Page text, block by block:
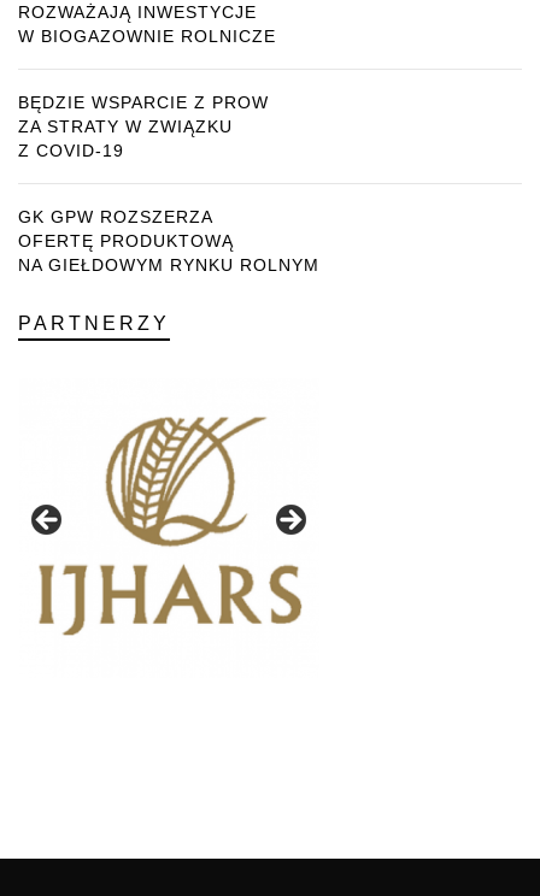
ROZWAŻAJĄ INWESTYCJE
W BIOGAZOWNIE ROLNICZE
BĘDZIE WSPARCIE Z PROW
ZA STRATY W ZWIĄZKU
Z COVID-19
GK GPW ROZSZERZA
OFERTĘ PRODUKTOWĄ
NA GIEŁDOWYM RYNKU ROLNYM
PARTNERZY